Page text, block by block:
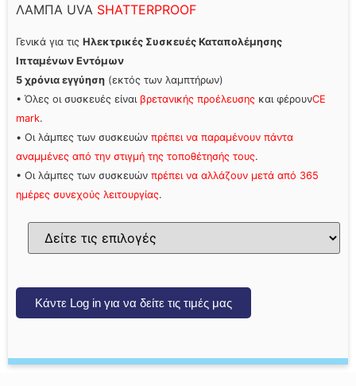
ΛΑΜΠΑ UVA SHATTERPROOF
Γενικά για τις Ηλεκτρικές Συσκευές Καταπολέμησης
Ιπταμένων Εντόμων
5 χρόνια εγγύηση (εκτός των λαμπτήρων)
• Όλες οι συσκευές είναι βρετανικής προέλευσης και φέρουνCE
mark.
• Οι λάμπες των συσκευών πρέπει να παραμένουν πάντα
αναμμένες από την στιγμή της τοποθέτησής τους.
• Οι λάμπες των συσκευών πρέπει να αλλάζουν μετά από 365
ημέρες συνεχούς λειτουργίας.
Κάντε Log in για να δείτε τις τιμές μας